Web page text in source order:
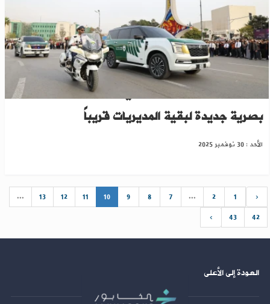
وزارة الداخلية: العرض الحالي محدود.. وهويات
بصرية جديدة لبقية المديريات قريباً
الأحد : 30 نوفمبر 2025
‹
1
2
...
7
8
9
10
11
12
13
...
42
43
›
العودة إلى الأعلى